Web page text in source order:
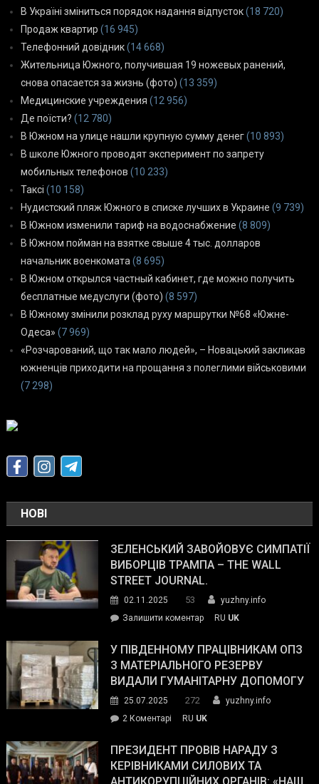
В Україні зміниться порядок надання відпусток(18 720)
Продаж квартир (16 945)
Телефонний довідник(14 668)
Жительница Южного, получившая 19 ножевых ранений,
снова опасается за жизнь (фото) (13 359)
Медицинские учреждения (12 956)
Де поїсти? (12 780)
В Южном на улице нашли крупную сумму денег(10 893)
В школе Южного проводят эксперимент по запрету
мобильных телефонов (10 233)
Таксі (10 158)
Нудистский пляж Южного в списке лучших в Украине (9 739)
В Южном изменили тариф на водоснабжение (8 809)
В Южном пойман на взятке свыше 4 тыс. долларов
начальник военкомата (8 695)
В Южном открылся частный кабинет, где можно получить
бесплатные медуслуги (фото) (8 597)
В Южному змінили розклад руху маршрутки №68 «Южне-
Одеса» (7 969)
«Розчарований, що так мало людей», – Новацький закликав
южненців приходити на прощання з полеглими військовими
(7 298)
НОВІ
ЗЕЛЕНСЬКИЙ ЗАВОЙОВУЄ СИМПАТІЇ
ВИБОРЦІВ ТРАМПА – THE WALL
STREET JOURNAL.
02.11.2025 53
yuzhny.info
Залишити коментарon
завойовує
симпатії
виборців
The
Street
Journal.
RU UK
У ПІВДЕННОМУ ПРАЦІВНИКАМ ОПЗ
З МАТЕРІАЛЬНОГО РЕЗЕРВУ
ВИДАЛИ ГУМАНІТАРНУ ДОПОМОГУ
25.07.2025 272
yuzhny.info
2 Коментарі
Південному
працівникам
ОПЗ
RU UK
ПРЕЗИДЕНТ ПРОВІВ НАРАДУ З
КЕРІВНИКАМИ СИЛОВИХ ТА
АНТИКОРУПЦІЙНИХ ОРГАНІВ: «НАШ